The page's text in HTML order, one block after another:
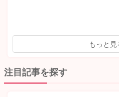
もっと見
注目記事を探す